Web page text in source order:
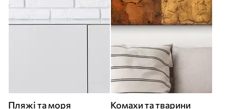
Пляжі та моря Комахи та тварини